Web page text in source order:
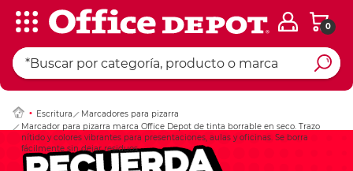
0
Escritura
Marcadores para pizarra
Marcador para pizarra marca Office Depot de tinta borrable en seco. Trazo
nítido y colores vibrantes para presentaciones, aulas y oficinas. Se borra
fácilmente sin dejar residuos.
Ingresar Codigo